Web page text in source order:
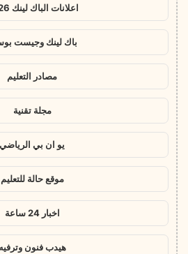
اعلانات الباك لينك 2026
باك لينك وجيست
مصادر التعليم
مجلة تقنية
يو ان بي الرياضي
موقع حالة للتعليم
اخبار 24 ساعة
هيدب فنون وترفيه